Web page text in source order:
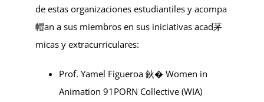
de estas organizaciones estudiantiles y acompa
帽an a sus miembros en sus iniciativas acad茅
micas y extracurriculares:
Prof. Yamel Figueroa 鈥� Women in
Animation 91PORN Collective (WIA)